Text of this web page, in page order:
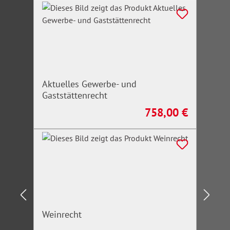
Aktuelles Gewerbe- und
Gaststättenrecht
Regulärer Preis:
758,00 €
Weinrecht